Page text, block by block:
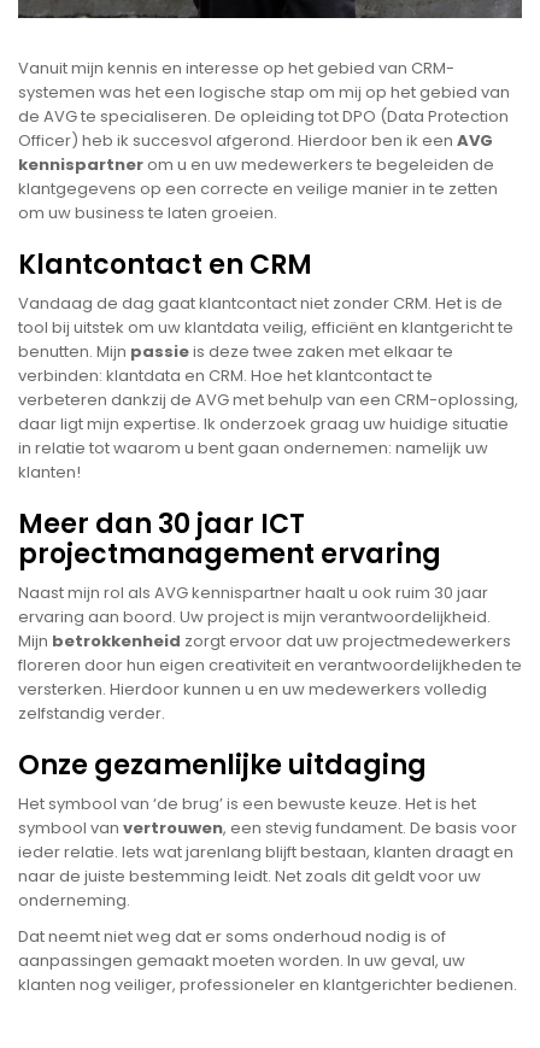
Vanuit mijn kennis en interesse op het gebied van CRM-
systemen was het een logische stap om mij op het gebied van
de AVG te specialiseren. De opleiding tot DPO (Data Protection
Officer) heb ik succesvol afgerond. Hierdoor ben ik een AVG
kennispartnerom u en uw medewerkers te begeleiden de
klantgegevens op een correcte en veilige manier in te zetten
om uw business te laten groeien.
Klantcontact en CRM
Vandaag de dag gaat klantcontact niet zonder CRM. Het is de
tool bij uitstek om uw klantdata veilig, efficiënt en klantgericht te
benutten. Mijn passieis deze twee zaken met elkaar te
verbinden: klantdata en CRM. Hoe het klantcontact te
verbeteren dankzij de AVG met behulp van een CRM-oplossing,
daar ligt mijn expertise. Ik onderzoek graag uw huidige situatie
in relatie tot waarom u bent gaan ondernemen: namelijk uw
klanten!
Meer dan 30 jaar ICT
projectmanagement ervaring
Naast mijn rol als AVG kennispartner haalt u ook ruim 30 jaar
ervaring aan boord. Uw project is mijn verantwoordelijkheid.
Mijn betrokkenheid zorgt ervoor dat uw projectmedewerkers
floreren door hun eigen creativiteit en verantwoordelijkheden te
versterken. Hierdoor kunnen u en uw medewerkers volledig
zelfstandig verder.
Onze gezamenlijke uitdaging
Het symbool van ‘de brug’is een bewuste keuze. Het is het
symbool van vertrouwen, een stevig fundament. De basis voor
ieder relatie. Iets wat jarenlang blijft bestaan, klanten draagt en
naar de juiste bestemming leidt. Net zoals dit geldt voor uw
onderneming.
Dat neemt niet weg dat er soms onderhoud nodig is of
aanpassingen gemaakt moeten worden. In uw geval, uw
klanten nog veiliger, professioneler en klantgerichter bedienen.